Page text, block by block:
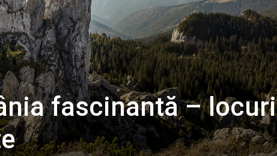
fascinantă – locuri